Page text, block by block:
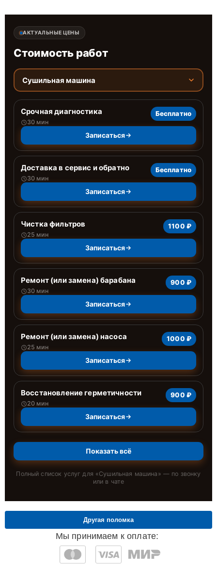
АКТУАЛЬНЫЕ ЦЕНЫ
Стоимость работ
Сушильная машина
Срочная диагностика
30 мин
Бесплатно
Записаться
Доставка в сервис и обратно
30 мин
Бесплатно
Записаться
Чистка фильтров
25 мин
1100 ₽
Записаться
Ремонт (или замена) барабана
30 мин
900 ₽
Записаться
Ремонт (или замена) насоса
25 мин
1000 ₽
Записаться
Восстановление герметичности
20 мин
900 ₽
Записаться
Показать всё
Полный список услуг для «Сушильная машина » — по звонку
или в чате
Мы принимаем к оплате:
Другая поломка